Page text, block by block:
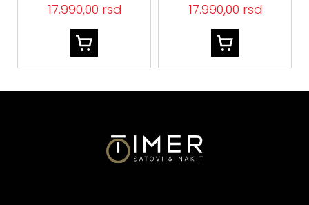
17.990,00 rsd 17.990,00 rsd